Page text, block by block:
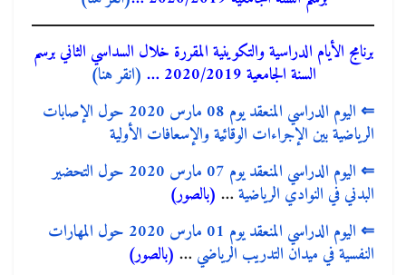
برنامج الأيام الدراسية والتكوينية المقررة خلال السداسي الثاني برسم
السنة الجامعية 2020/2019 …
(انقر هنا)
⇐
اليوم الدراسي المنعقد يوم 08 مارس 2020 حول الإصابات
الرياضية بين الإجراءات الوقائية والإسعافات الأولية
⇐
اليوم الدراسي المنعقد يوم 07 مارس 2020 حول التحضير
البدني في النوادي الرياضية… (بالصور)
⇐
اليوم الدراسي المنعقد يوم 01 مارس 2020 حول المهارات
النفسية في ميدان التدريب الرياضي … (بالصور)